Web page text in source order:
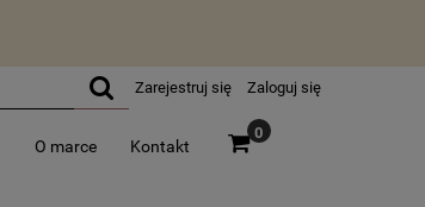
Zarejestruj się Zaloguj się
O marce Kontakt
0